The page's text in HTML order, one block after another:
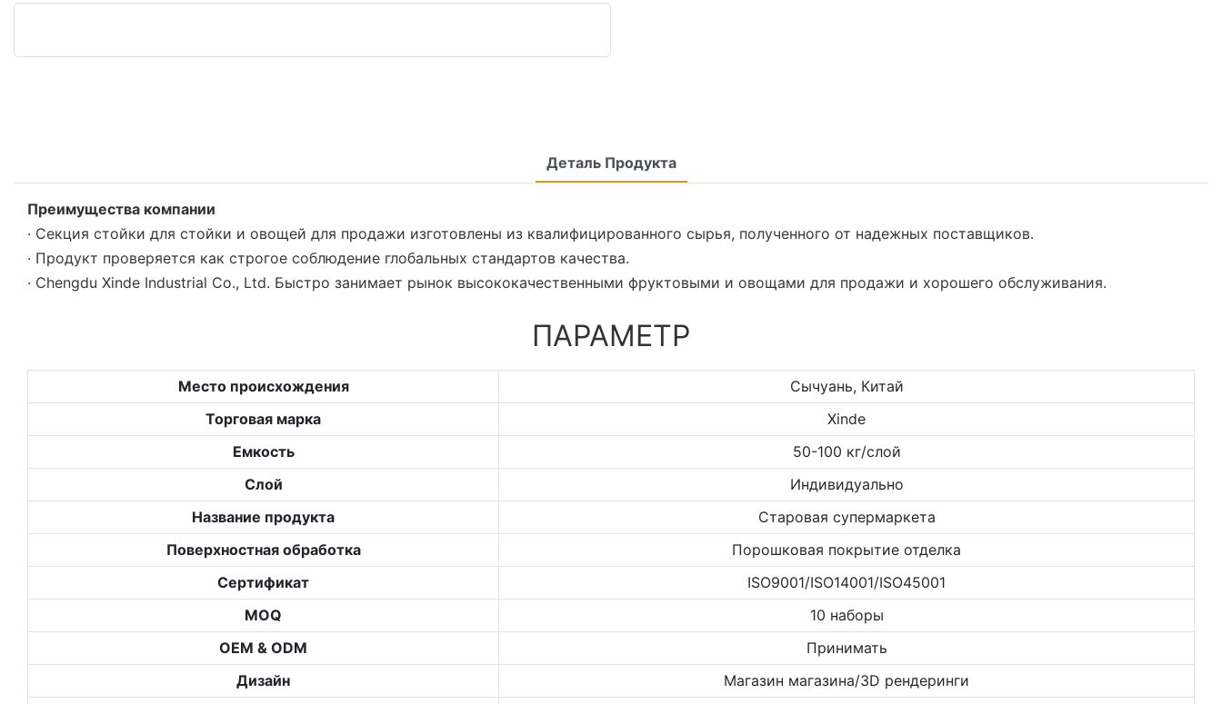
Деталь Продукта
Преимущества компании
· Секция стойки для стойки и овощей для продажи изготовлены из квалифицированного сырья, полученного от надежных поставщиков.
· Продукт проверяется как строгое соблюдение глобальных стандартов качества.
· Chengdu Xinde Industrial Co., Ltd. Быстро занимает рынок высококачественными фруктовыми и овощами для продажи и хорошего обслуживания.
ПАРАМЕТР
Место происхождения
Сычуань, Китай
Торговая марка
Xinde
Емкость
50-100 кг/слой
Слой
Индивидуально
Название продукта
Старовая супермаркета
Поверхностная обработка
Порошковая покрытие отделка
Сертификат
ISO9001/ISO14001/ISO45001
MOQ
10 наборы
OEM & ODM
Принимать
Дизайн
Магазин магазина/3D рендеринги